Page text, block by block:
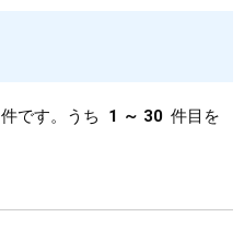
件です。うち 1 ～ 30 件目を